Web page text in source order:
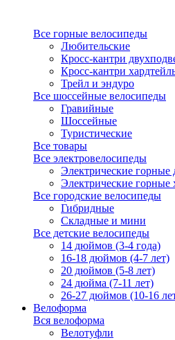
Все горные велосипеды
Любительские
Кросс-кантри
Кросс-кантри
Трейл и эндуро
Все шоссейные велосипеды
Гравийные
Шоссейные
Туристические
Все товары
Все электровелосипеды
Электрические горные
Электрические горные
Все городские велосипеды
Гибридные
Складные и мини
Все детские велосипеды
14 дюймов (3-4 года)
16-18 дюймов (4-7 лет)
20 дюймов (5-8 лет)
24 дюйма (7-11 лет)
26-27 дюймов (10-16
Велоформа
Вся велоформа
Велотуфли